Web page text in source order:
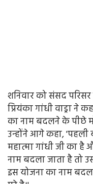
शनिवार को संसद
प्रियंका गांधी वाड्रा
का नाम बदलने के पीछे
उन्होंने आगे कहा, 'पहली
महात्मा गांधी जी का
नाम बदला जाता है तो
इस योजना का नाम